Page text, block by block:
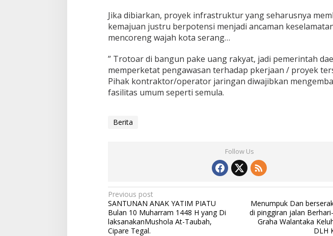
Jika dibiarkan, proyek infrastruktur yang seharusnya
kemajuan justru berpotensi menjadi ancaman
mencoreng wajah kota serang…
” Trotoar di bangun pake uang rakyat, jadi pemerintah
memperketat pengawasan terhadap pkerjaan / proyek
Pihak kontraktor/operator jaringan diwajibkan
fasilitas umum seperti semula.
Berita
Follow Us
Post
navigation
Previous post
SANTUNAN ANAK YATIM PIATU
Bulan 10 Muharram 1448 H yang Di
laksanakanMushola At-Taubah,
Cipare Tegal.
Menumpuk Dan
di pinggiran jalan
Graha Walantaka
DLH